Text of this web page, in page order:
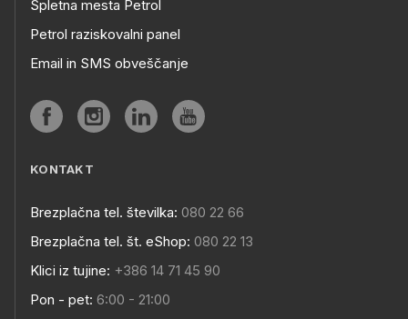
Spletna mesta Petrol
Petrol raziskovalni panel
Email in SMS obveščanje
KONTAKT
Brezplačna tel. številka: 080 22 66
Brezplačna tel. št. eShop: 080 22 13
Klici iz tujine: +386 14 71 45 90
Pon - pet: 6:00 - 21:00